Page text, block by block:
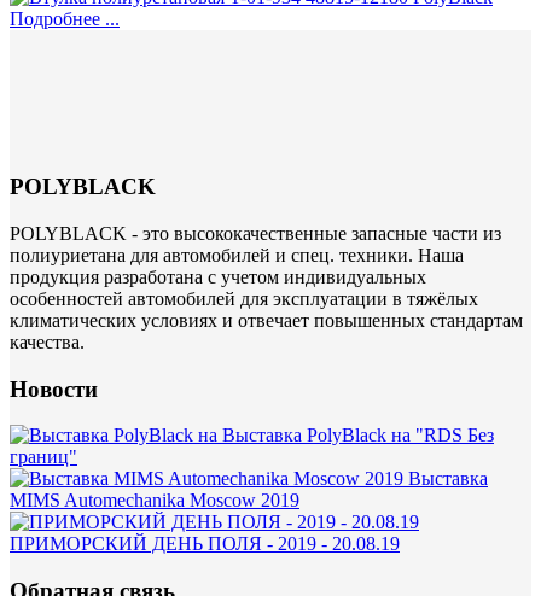
Подробнее ...
POLYBLACK
POLYBLACK - это высококачественные запасные части из
полиуриетана для автомобилей и спец. техники. Наша
продукция разработана с учетом индивидуальных
особенностей автомобилей для эксплуатации в тяжёлых
климатических условиях и отвечает повышенных стандартам
качества.
Новости
Выставка PolyBlack на "RDS Без
границ"
Выставка
MIMS Automechanika Moscow 2019
ПРИМОРСКИЙ ДЕНЬ ПОЛЯ - 2019 - 20.08.19
Обратная связь